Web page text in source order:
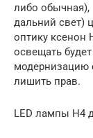
либо
дальний свет)
оптику ксенон
освещать
модернизацию
лишить прав.
LED лампы H4